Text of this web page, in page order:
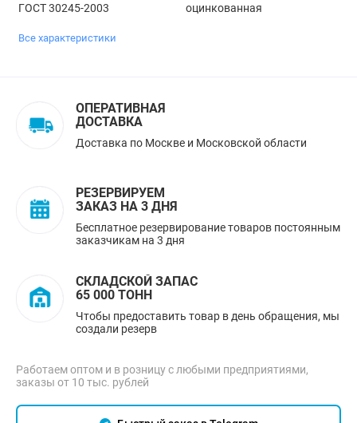
ГОСТ 30245-2003 оцинкованная
Все характеристики
ОПЕРАТИВНАЯ
ДОСТАВКА
Доставка по Москве и Московской области
РЕЗЕРВИРУЕМ
ЗАКАЗ НА 3 ДНЯ
Бесплатное резервирование товаров постоянным
заказчикам на 3 дня
СКЛАДСКОЙ ЗАПАС
65 000 ТОНН
Чтобы предоставить товар в день обращения, мы
создали резерв
Работаем оптом и в розницу с любыми предприятиями,
заказы от 10 тыс. рублей